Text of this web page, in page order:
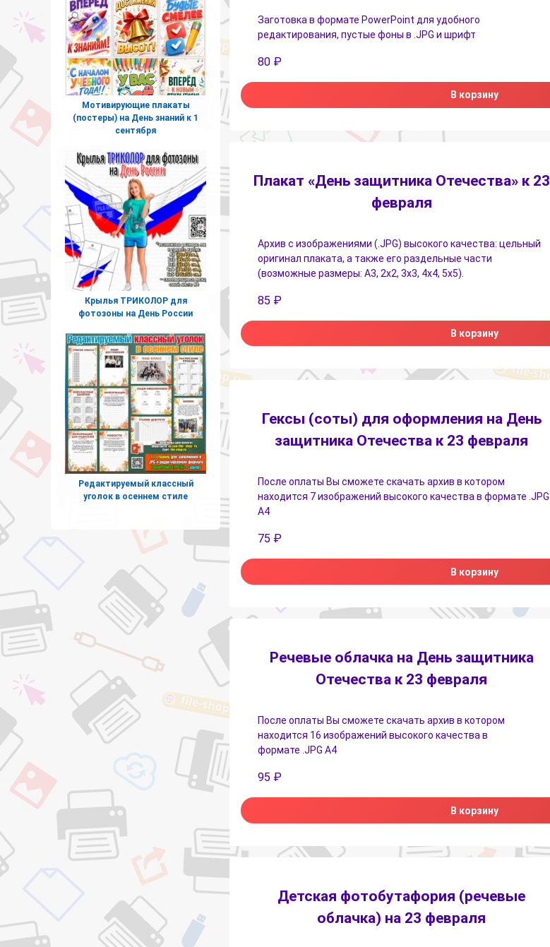
Заготовка в формате PowerPoint для удобного
редактирования, пустые фоны в .JPG и шрифт
80 ₽
В корзину
Плакат «День защитника Отечества» к 23
февраля
Архив с изображениями (.JPG) высокого качества: цельный
оригинал плаката, а также его раздельные части
(возможные размеры: А3, 2х2, 3х3, 4х4, 5х5).
85 ₽
В корзину
Гексы (соты) для оформления на День
защитника Отечества к 23 февраля
После оплаты Вы сможете скачать архив в котором
находится 7 изображений высокого качества в формате .JPG
А4
75 ₽
В корзину
Речевые облачка на День защитника
Отечества к 23 февраля
После оплаты Вы сможете скачать архив в котором
находится 16 изображений высокого качества в
формате .JPG А4
95 ₽
В корзину
Детская фотобутафория (речевые
облачка) на 23 февраля
Мотивирующие плакаты
(постеры) на День знаний к 1
сентября
Крылья ТРИКОЛОР для
фотозоны на День России
Редактируемый классный
уголок в осеннем стиле